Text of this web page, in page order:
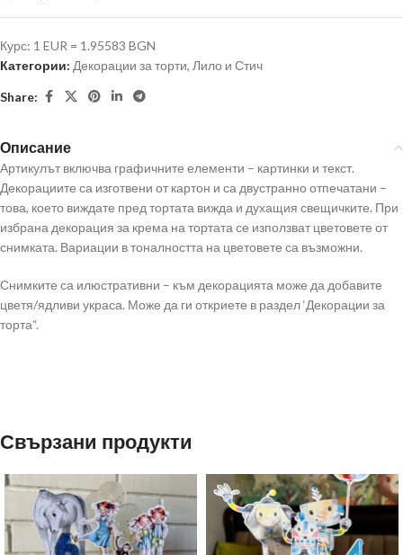
Курс: 1 EUR = 1.95583 BGN
Категории: Декорации за торти, Лило и Стич
Share:
Описание
Артикулът включва графичните елементи – картинки и текст.
Декорациите са изготвени от картон и са двустранно отпечатани –
това, което виждате пред тортата вижда и духащия свещичките. При
избрана декорация за крема на тортата се използват цветовете от
снимката. Вариации в тоналността на цветовете са възможни.
Снимките са илюстративни – към декорацията може да добавите
цветя/ядливи украса. Може да ги откриете в раздел ‘Декорации за
торта“.
Свързани продукти